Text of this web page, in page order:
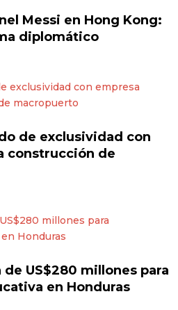
Messi en Hong Kong:
diplomático
de exclusividad con
construcción de
US$280 millones para
en Honduras